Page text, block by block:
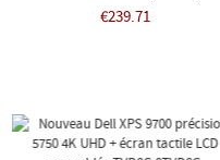
TKJ2N
€239.71